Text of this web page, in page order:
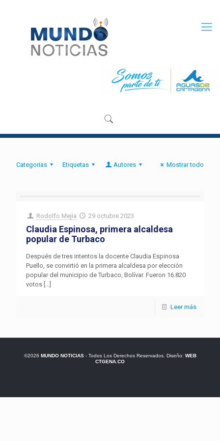
Categorias Etiquetas Autores Mostrar todo
Rodolfo Mejia 29 octubre 2023
Claudia Espinosa, primera alcaldesa
popular de Turbaco
Después de tres intentos la docente Claudia Espinosa
Puello, se convirtió en la primera alcaldesa por elección
popular del municipio de Turbaco, Bolívar. Fueron 16.820
votos […]
Leer más
©2026 MUNDO NOTICIAS- Todos Los Derechos Reservados. Diseño: WEB
CTGENA.CO